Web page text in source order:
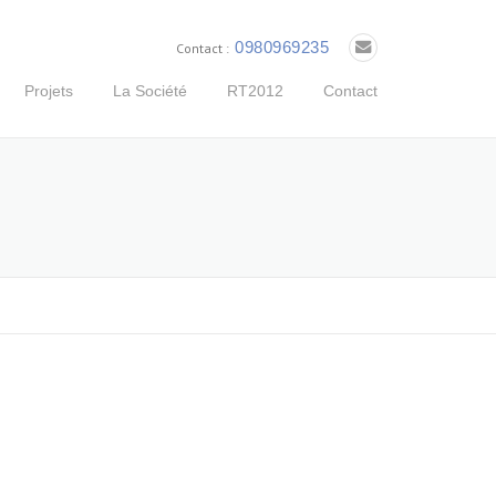
Contact : 0980969235
Projets La Société RT2012 Contact